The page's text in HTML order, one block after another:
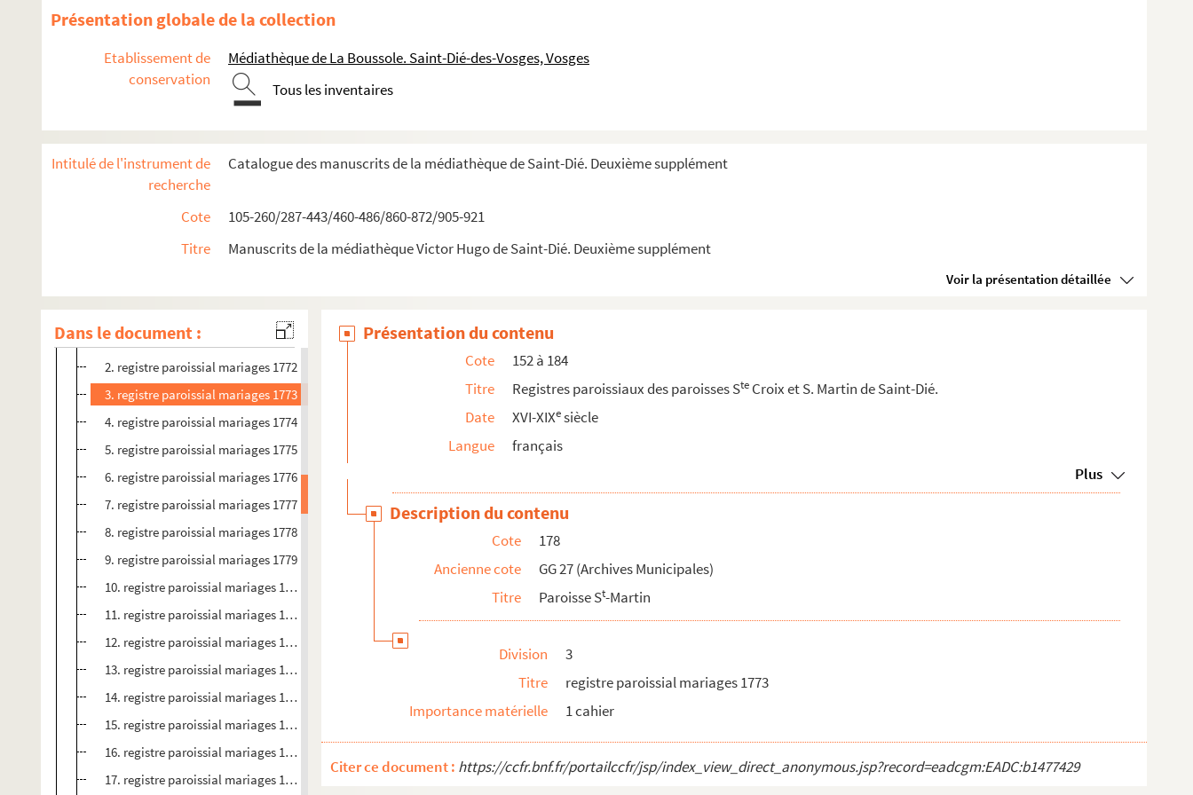
Présentation globale de la collection
Etablissement de
conservation
Médiathèque de La Boussole. Saint-Dié-des-Vosges, Vosges
Tous les inventaires
Intitulé de l'instrument de
recherche
Catalogue des manuscrits de la médiathèque de Saint-Dié. Deuxième supplément
Cote
105-260/287-443/460-486/860-872/905-921
Titre
Manuscrits de la médiathèque Victor Hugo de Saint-Dié. Deuxième supplément
Voir la présentation détaillée
Dans le document :
168. Paroisse Ste Croix
169. Paroisse SteCroix
170. Paroisse SteCroix
172. Paroisse S -Martin
173. Paroisse St-Martin
t
175. Paroisse St-Martin
t-Martin
178. Paroisse S -Martin
1. registre paroissial mariages 1771
2. registre paroissial mariages 1772
3. registre paroissial mariages 1773
4. registre paroissial mariages 1774
5. registre paroissial mariages 1775
6. registre paroissial mariages 1776
7. registre paroissial mariages 1777
8. registre paroissial mariages 1778
9. registre paroissial mariages 1779
10. registre paroissial mariages 1780
11. registre paroissial mariages 1781
12. registre paroissial mariages 1782
13. registre paroissial mariages 1783
14. registre paroissial mariages 1784
15. registre paroissial mariages 1785
16. registre paroissial mariages 1786
17. registre paroissial mariages 1787
Présentation du contenu
Cote
152 à 184
Titre
Registres paroissiaux des paroisses Ste Croix et S. Martin de Saint-Dié.
Date
XVI-XIXesiècle
Langue
français
Plus
Description du contenu
Cote
178
Ancienne cote
GG 27 (Archives Municipales)
Titre
Paroisse St-Martin
Division
3
Titre
registre paroissial mariages 1773
Importance matérielle
1 cahier
Citer ce document : https://ccfr.bnf.fr/portailccfr/jsp/index_view_direct_anonymous.jsp?record=eadcgm:EADC:b1477429